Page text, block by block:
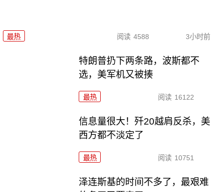
最热 阅读 4588 3小时前
特朗普扔下两条路，波斯都不
选，美军机又被揍
最热 阅读 16122
信息量很大！歼20越肩反杀，美
西方都不淡定了
最热 阅读 10751
泽连斯基的时间不多了，最艰难